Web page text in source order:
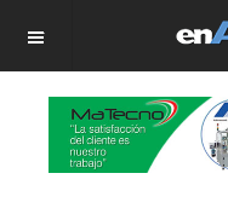
OFF CANVAS